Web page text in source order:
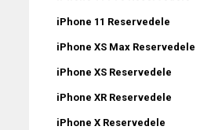
iPhone 11 Reservedele
iPhone XS Max Reservedele
iPhone XS Reservedele
iPhone XR Reservedele
iPhone X Reservedele